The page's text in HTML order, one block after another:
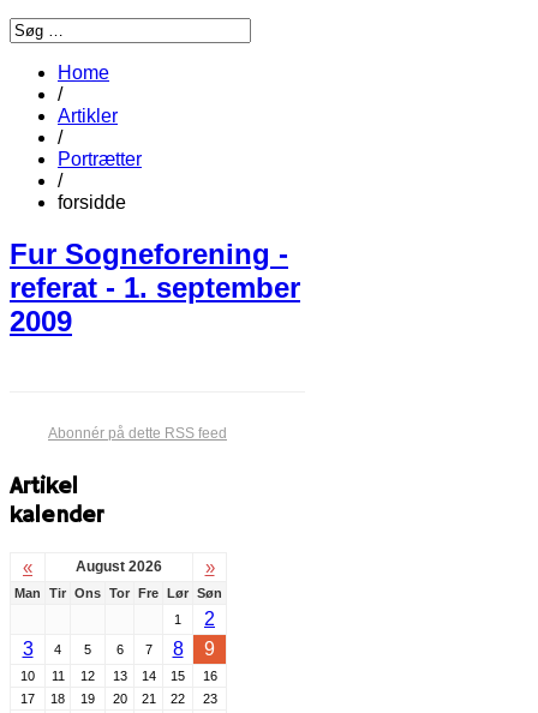
Home
/
Artikler
/
Portrætter
/
forsidde
Fur Sogneforening -
referat - 1. september
2009
Abonnér på dette RSS feed
Artikel
kalender
« August 2026 »
Man Tir Ons Tor Fre Lør Søn
1
2
3
4 5 6 7 8 9
10 11 12 13 14 15
16
17
18 19 20 21 22
23